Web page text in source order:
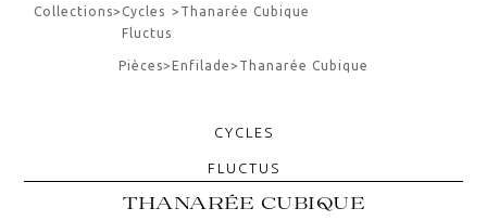
Collections> Cycles
Fluctus
> Thanarée Cubique
Pièces> Enfilade> Thanarée Cubique
CYCLES
FLUCTUS
THANARÉE CUBIQUE